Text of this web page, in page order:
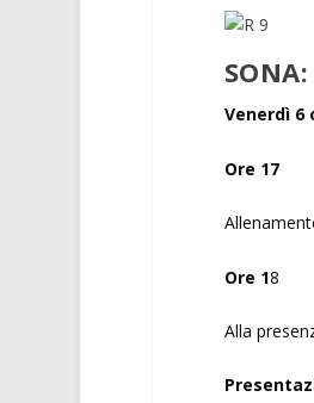
Venerdì 6
Ore 17
Ore 18
Alla